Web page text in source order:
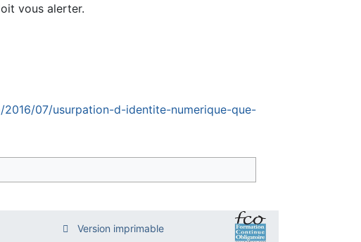
vous alerter.
07/usurpation-d-identite-numerique-que-
Version imprimable